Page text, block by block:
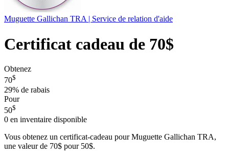
Muguette Gallichan TRA | Service de relation d'aide
Certificat cadeau de 70$
Obtenez
70$
29% de rabais
Pour
50$
0 en inventaire disponible
Vous obtenez un certificat-cadeau pour Muguette Gallichan TRA,
une valeur de 70$ pour 50$.